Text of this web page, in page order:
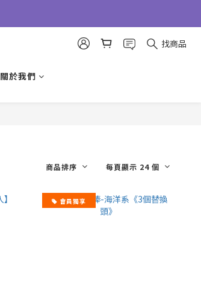
找商品
關於我們
商品排序 每頁顯示 24 個
會員獨享